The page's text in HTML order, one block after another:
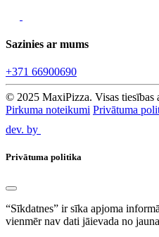
Sazinies ar mums
+371 66900690
© 2025 MaxiPizza. Visas tiesības
Pirkuma noteikumi Privātuma
dev. by
Privātuma politika
“Sīkdatnes” ir sīka apjoma
vienmēr nav dati jāievada no